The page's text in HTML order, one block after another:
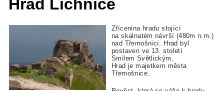
Hrad Lichnice
Zřícenina hradu stojící
na skalnatém návrší (480m n.m.)
nad Třemošnicí. Hrad byl
postaven ve 13. století
Smilem Světlickým.
Hrad je majetkem města
Třemošnice.